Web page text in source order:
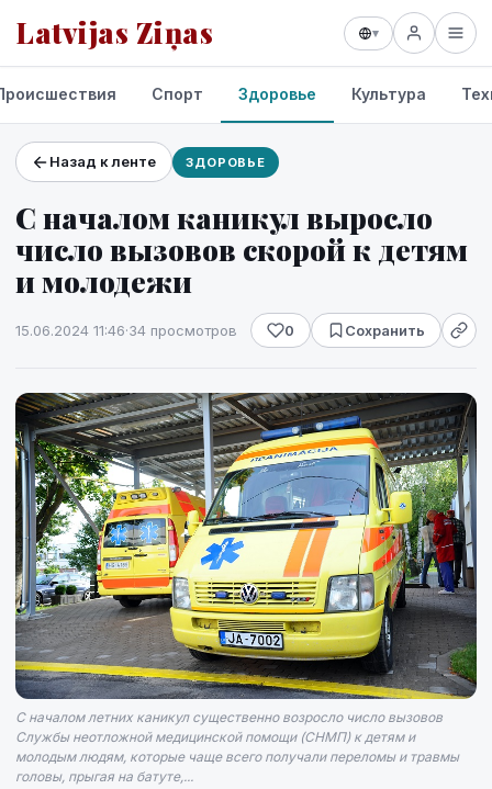
Latvijas Ziņas ▾
Проекты и сервисы
Прогноз погоды
Спорт Здоровье Культура
Назад к ленте ЗДОРОВЬЕ
С началом каникул выросло
число вызовов скорой к детям
и молодежи
15.06.2024 11:46·34 просмотров 0 Сохранить
С началом летних каникул существенно возросло число вызовов
Службы неотложной медицинской помощи (СНМП) к детям и
молодым людям, которые чаще всего получали переломы и травмы
головы, прыгая на батуте,...